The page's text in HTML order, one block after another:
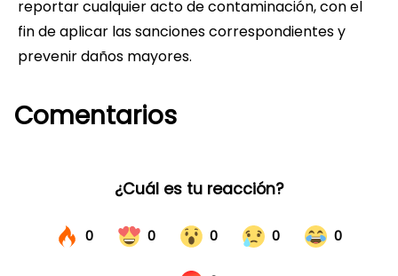
reportar cualquier acto de contaminación, con el
fin de aplicar las sanciones correspondientes y
prevenir daños mayores.
Comentarios